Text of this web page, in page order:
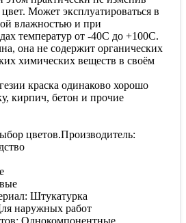
Может эксплуатироваться в
влажностью и при
температур от -40С до +100С.
она не содержит органических
химических веществ в своём
краска одинаково хорошо
кирпич, бетон и прочие
цветов.Производитель:
Штукатурка
наружных работ
Однокомпонентные